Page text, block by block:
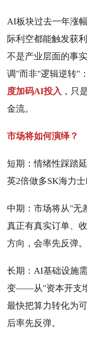
AI板块过去一年涨
际利空都能触发获
不是产业层面的事
调"而非"逻辑逆转"
度加码AI投入 ，只
金流。
市场将如何演绎？
短期：情绪性踩踏
英2倍做多SK海力士
中期：市场将从"无
真正有真实订单、
方向，会率先反弹。
长期：AI基础设施
变——从"资本开支
最快把算力转化为
后率先反弹。